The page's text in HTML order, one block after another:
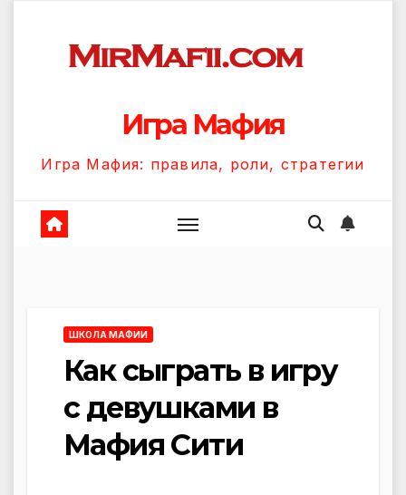
содержанию
Игра Мафия
Игра Мафия: правила, роли, стратегии
ШКОЛА МАФИИ
Как сыграть в игру
с девушками в
Мафия Сити